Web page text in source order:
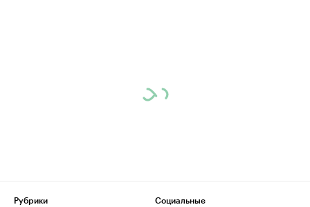
Рубрики
Социальные